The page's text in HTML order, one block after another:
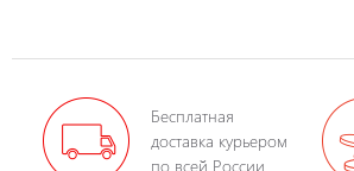
Бесплатная
доставка курьером
по всей России